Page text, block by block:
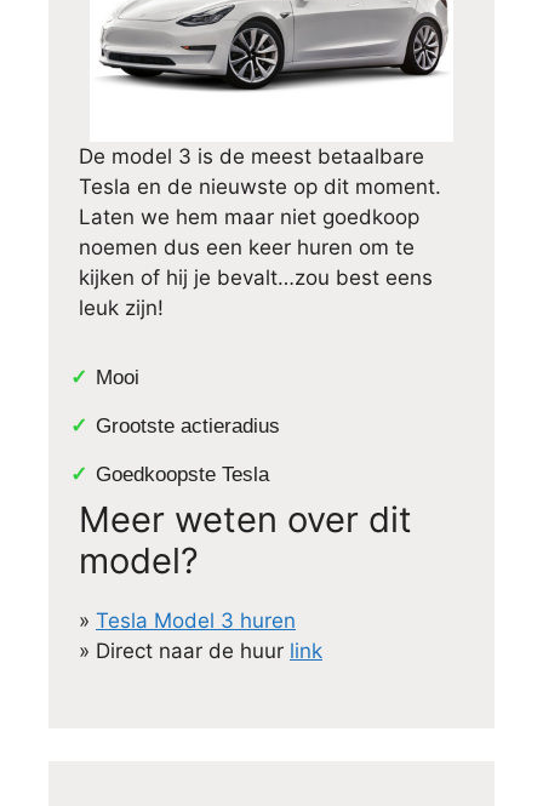
De model 3 is de meest betaalbare
Tesla en de nieuwste op dit moment.
Laten we hem maar niet goedkoop
noemen dus een keer huren om te
kijken of hij je bevalt…zou best eens
leuk zijn!
Mooi
Grootste actieradius
Goedkoopste Tesla
Meer weten over dit
model?
» Tesla Model 3 huren
» Direct naar de huur link